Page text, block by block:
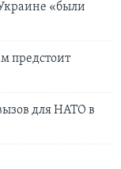
«были
предстоит
для НАТО в